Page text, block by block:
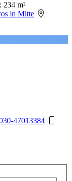
234 m²
in Mitte
47013384